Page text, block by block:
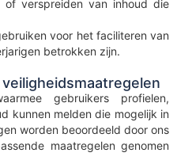
of verspreiden van inhoud die
voor het faciliteren van
betrokken zijn.
gebruikers profielen,
kunnen melden die mogelijk in
worden beoordeeld door ons
maatregelen genomen